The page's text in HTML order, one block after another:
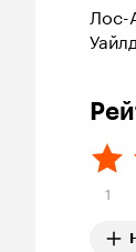
Лос-
1